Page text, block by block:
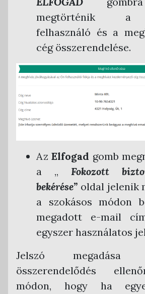
megtörténik a
felhasználó és a
cég összerendelése.
AzElfogad gomb
a „
Fokozott
bekérése” oldal jelenik
a szokásos módon
megadott e-mail
egyszer használatos
Jelszó
összerendelődés
módon, hogy ha